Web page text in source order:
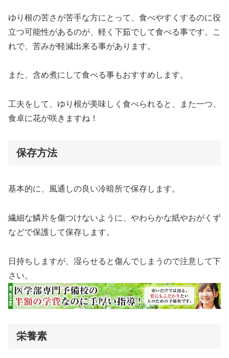
ゆり根の苦さが苦手な方にとって、食べやすくするのに役
立つ可能性があるのが、軽く下茹でして食べる事です。こ
れで、苦みが軽減出来る事があります。
また、含め煮にして食べる事もおすすめします。
工夫をして、ゆり根が美味しく食べられると、また一つ、
食卓に花が咲きますね！
保存方法
基本的に、風通しの良い冷暗所で保存します。
繊細な鱗片を傷つけないように、やわらかな紙やおがくず
などで保護して保存します。
日持ちしますが、湿らせると傷んでしまうので注意して下
さい。
栄養素